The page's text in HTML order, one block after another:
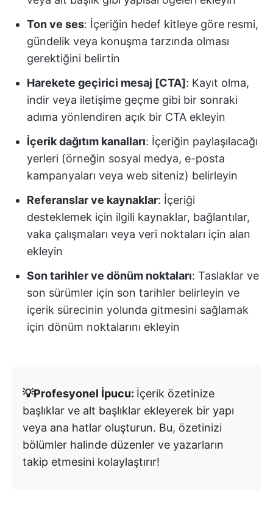
Ton ve ses: İçeriğin hedef kitleye göre resmi,
gündelik veya konuşma tarzında olması
gerektiğini belirtin
Harekete geçirici mesaj [CTA]: Kayıt olma,
indir veya iletişime geçme gibi bir sonraki
adıma yönlendiren açık bir CTA ekleyin
İçerik dağıtım kanalları: İçeriğin paylaşılacağı
yerleri (örneğin sosyal medya, e-posta
kampanyaları veya web siteniz) belirleyin
Referanslar ve kaynaklar: İçeriği
desteklemek için ilgili kaynaklar, bağlantılar,
vaka çalışmaları veya veri noktaları için alan
ekleyin
Son tarihler ve dönüm noktaları: Taslaklar ve
son sürümler için son tarihler belirleyin ve
içerik sürecinin yolunda gitmesini sağlamak
için dönüm noktalarını ekleyin
💡Profesyonel İpucu: İçerik özetinize
başlıklar ve alt başlıklar ekleyerek bir yapı
veya ana hatlar oluşturun. Bu, özetinizi
bölümler halinde düzenler ve yazarların
takip etmesini kolaylaştırır!